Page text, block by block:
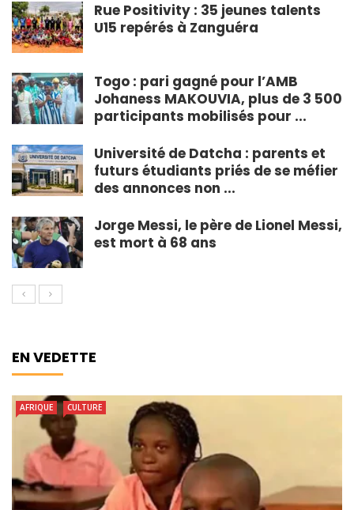
Rue Positivity : 35 jeunes talents
U15 repérés à Zanguéra
Togo : pari gagné pour l’AMB
Johaness MAKOUVIA, plus de 3 500
participants mobilisés pour ...
Université de Datcha : parents et
futurs étudiants priés de se méfier
des annonces non ...
Jorge Messi, le père de Lionel Messi,
est mort à 68 ans
EN VEDETTE
AFRIQUE CULTURE